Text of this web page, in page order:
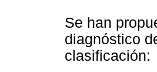
Se han
diagnóstico
clasificación: